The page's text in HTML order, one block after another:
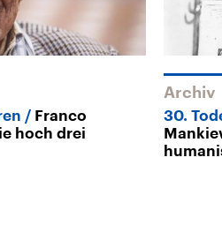
Franco
hoch drei
Archiv
30.